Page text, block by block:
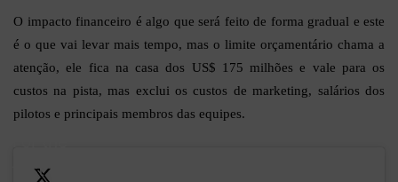
O impacto financeiro é algo que será feito de forma gradual e este
é o que vai levar mais tempo, mas o limite orçamentário chama a
atenção, ele fica na casa dos US$ 175 milhões e vale para os
custos na pista, mas exclui os custos de marketing, salários dos
pilotos e principais membros das equipes.
first time